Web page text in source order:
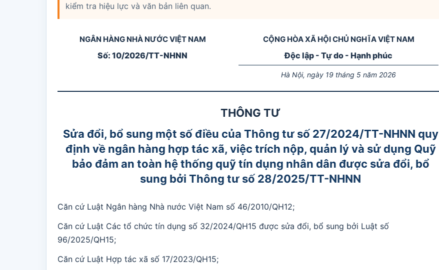
kiểm tra hiệu lực và văn bản liên quan.
NGÂN HÀNG NHÀ NƯỚC VIỆT NAM
Số: 10/2026/TT-NHNN
CỘNG HÒA XÃ HỘI CHỦ NGHĨA VIỆT NAM
Độc lập - Tự do - Hạnh phúc
Hà Nội, ngày 19 tháng 5 năm 2026
THÔNG TƯ
Sửa đổi, bổ sung một số điều của Thông tư số 27/2024/TT-NHNN quy
định về ngân hàng hợp tác xã, việc trích nộp, quản lý và sử dụng Quỹ
bảo đảm an toàn hệ thống quỹ tín dụng nhân dân được sửa đổi, bổ
sung bởi Thông tư số 28/2025/TT-NHNN
Căn cứ Luật Ngân hàng Nhà nước Việt Nam số 46/2010/QH12;
Căn cứ Luật Các tổ chức tín dụng số 32/2024/QH15 được sửa đổi, bổ sung bởi Luật số
96/2025/QH15;
Căn cứ Luật Hợp tác xã số 17/2023/QH15;